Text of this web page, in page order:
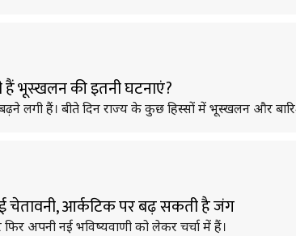
भूस्खलन की इतनी घटनाएं?
लगी हैं। बीते दिन राज्य के कुछ हिस्सों में भूस्खलन और
चेतावनी, आर्कटिक पर बढ़ सकती है जंग
अपनी नई भविष्यवाणी को लेकर चर्चा में हैं।